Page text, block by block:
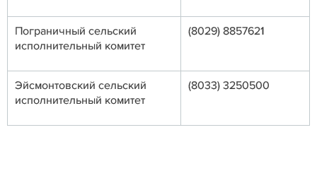
Пограничный сельский
исполнительный комитет
(8029) 8857621
Эйсмонтовский сельский
исполнительный комитет
(8033) 3250500